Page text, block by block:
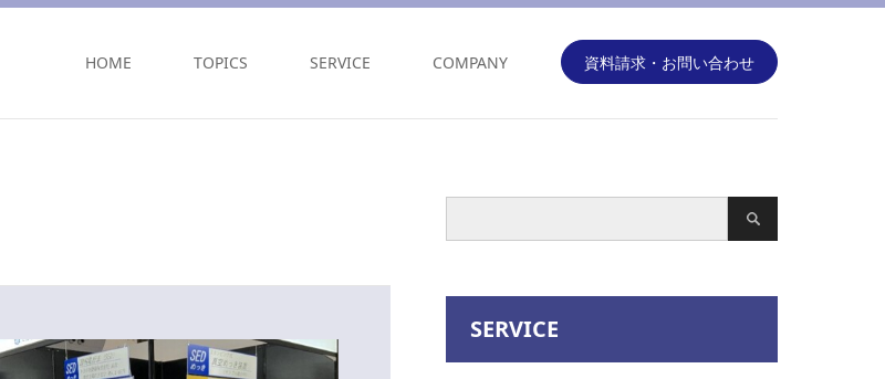
HOME TOPICS SERVICE COMPANY 資料請求・お問い合わせ
SERVICE